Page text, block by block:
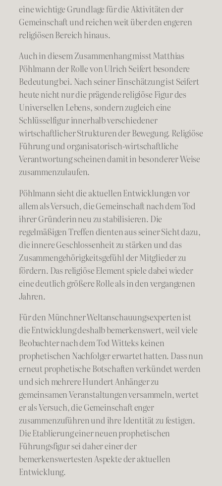
eine wichtige Grundlage für die Aktivitäten der
Gemeinschaft und reichen weit über den engeren
religiösen Bereich hinaus.
Auch in diesem Zusammenhang misst Matthias
Pöhlmann der Rolle von Ulrich Seifert besondere
Bedeutung bei. Nach seiner Einschätzung ist Seifert
heute nicht nur die prägende religiöse Figur des
Universellen Lebens, sondern zugleich eine
Schlüsselfigur innerhalb verschiedener
wirtschaftlicher Strukturen der Bewegung. Religiöse
Führung und organisatorisch-wirtschaftliche
Verantwortung scheinen damit in besonderer Weise
zusammenzulaufen.
Pöhlmann sieht die aktuellen Entwicklungen vor
allem als Versuch, die Gemeinschaft nach dem Tod
ihrer Gründerin neu zu stabilisieren. Die
regelmäßigen Treffen dienten aus seiner Sicht dazu,
die innere Geschlossenheit zu stärken und das
Zusammengehörigkeitsgefühl der Mitglieder zu
fördern. Das religiöse Element spiele dabei wieder
eine deutlich größere Rolle als in den vergangenen
Jahren.
Für den Münchner Weltanschauungsexperten ist
die Entwicklung deshalb bemerkenswert, weil viele
Beobachter nach dem Tod Witteks keinen
prophetischen Nachfolger erwartet hatten. Dass nun
erneut prophetische Botschaften verkündet werden
und sich mehrere Hundert Anhänger zu
gemeinsamen Veranstaltungen versammeln, wertet
er als Versuch, die Gemeinschaft enger
zusammenzuführen und ihre Identität zu festigen.
Die Etablierung einer neuen prophetischen
Führungsfigur sei daher einer der
bemerkenswertesten Aspekte der aktuellen
Entwicklung.